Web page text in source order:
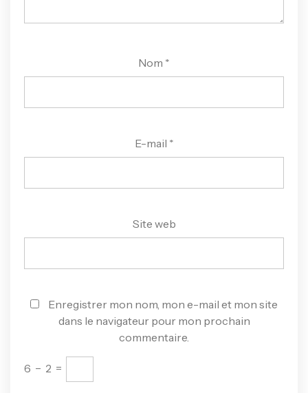
Nom *
E-mail *
Site web
Enregistrer mon nom, mon e-mail et mon site
dans le navigateur pour mon prochain
commentaire.
6 − 2 =